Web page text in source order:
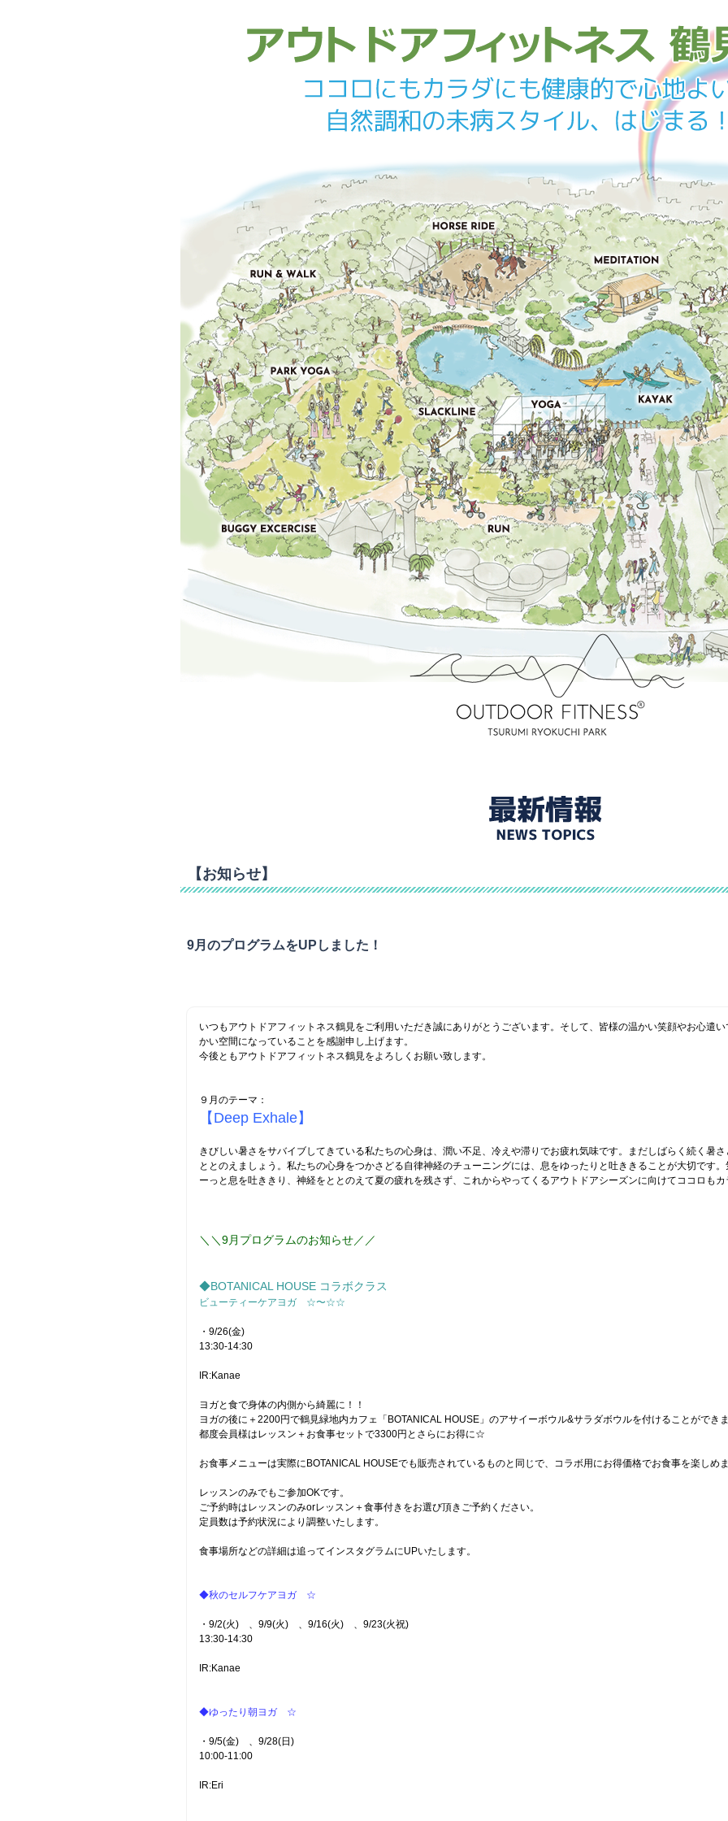
【お知らせ】
9月のプログラムをUPしました！
いつもアウトドアフィットネス鶴見をご利用いただき誠にありがとうございます。そして、皆様の温かい笑顔やお心遣
かい空間になっていることを感謝申し上げます。
今後ともアウトドアフィットネス鶴見をよろしくお願い致します。
９月のテーマ：
【Deep Exhale】
きびしい暑さをサバイブしてきている私たちの心身は、潤い不足、冷えや滞りでお疲れ気味です。まだしばらく続く暑
ととのえましょう。私たちの心身をつかさどる自律神経のチューニングには、息をゆったりと吐ききることが大切です
ーっと息を吐ききり、神経をととのえて夏の疲れを残さず、これからやってくるアウトドアシーズンに向けてココロも
＼＼9月プログラムのお知らせ／／
◆BOTANICAL HOUSE コラボクラス
ビューティーケアヨガ ☆〜☆☆
・9/26(金)
13:30-14:30
IR:Kanae
ヨガと食で身体の内側から綺麗に！！
ヨガの後に＋2200円で鶴見緑地内カフェ「BOTANICAL HOUSE」のアサイーボウル&サラダボウルを付けることができ
都度会員様はレッスン＋お食事セットで3300円とさらにお得に☆
お食事メニューは実際にBOTANICAL HOUSEでも販売されているものと同じで、コラボ用にお得価格でお食事を楽しめ
レッスンのみでもご参加OKです。
ご予約時はレッスンのみorレッスン＋食事付きをお選び頂きご予約ください。
定員数は予約状況により調整いたします。
食事場所などの詳細は追ってインスタグラムにUPいたします。
◆秋のセルフケアヨガ ☆
・9/2(火) 、9/9(火) 、9/16(火) 、9/23(火祝)
13:30-14:30
IR:Kanae
◆ゆったり朝ヨガ ☆
・9/5(金) 、9/28(日)
10:00-11:00
IR:Eri